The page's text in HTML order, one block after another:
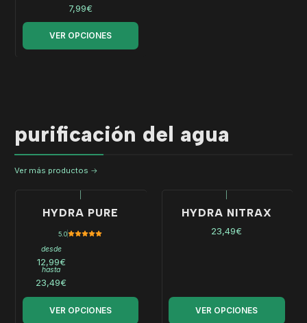
7,99€
VER OPCIONES
purificación del agua
Ver más productos
HYDRA PURE
5.0
desde
12,99€
hasta
23,49€
VER OPCIONES
HYDRA NITRAX
23,49€
VER OPCIONES